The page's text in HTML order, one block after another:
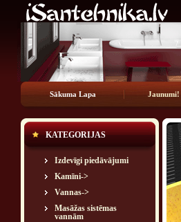
Sākuma Lapa Jaunumi!
KATEGORIJAS
Izdevīgi piedāvājumi
Kamīni->
Vannas->
Masāžas sistēmas
vannām